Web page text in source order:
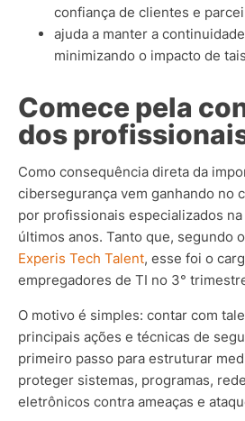
confiança de clientes e
ajuda a manter a
minimizando o impacto de
Comece pela
dos
Como consequência direta da
cibersegurança vem ganhando no
por profissionais especializados
últimos anos. Tanto que, segundo
Experis Tech Talent, esse foi o
empregadores de TI no 3°
O motivo é simples: contar com
principais ações e técnicas de
primeiro passo para estruturar
proteger sistemas, programas,
eletrônicos contra ameaças e